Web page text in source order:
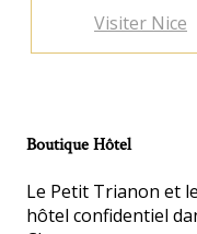
Visiter Nice
Boutique Hôtel
Le Petit Trianon et
hôtel confidentiel